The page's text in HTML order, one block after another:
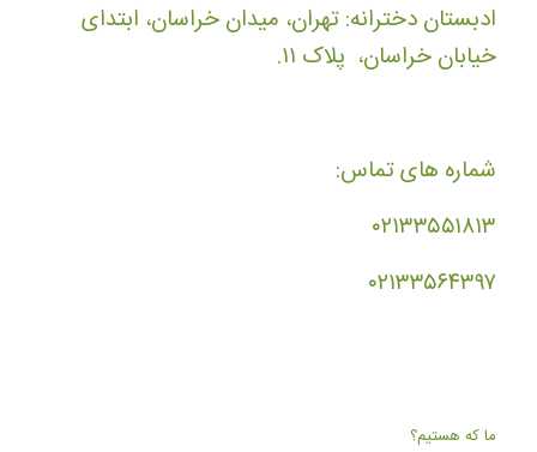
ادبستان دخترانه: تهران، میدان خراسان، ابتدای
خیابان خراسان، پلاک ۱۱.
شماره های تماس:
۰۲۱۳۳۵۵۱۸۱۳
۰۲۱۳۳۵۶۴۳۹۷
ما که هستیم؟